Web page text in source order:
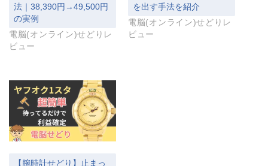
法｜38,390円→49,500円
の実例
電脳(オンライン)せどりレ
ビュー
を出す手法を紹介
電脳(オンライン)せどりレ
ビュー
【腕時計せどり】止まっ